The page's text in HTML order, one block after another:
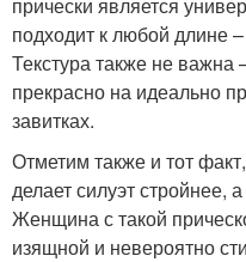
подходит к любой длине
Текстура также не важна
прекрасно на идеально
завитках.
Отметим также и тот
делает силуэт
Женщина с такой
изящной и невероятно